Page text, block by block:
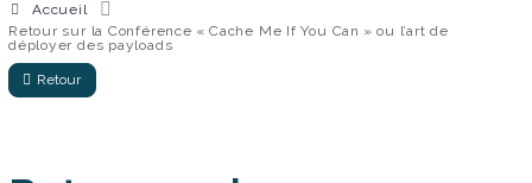
Accueil
Retour sur la Conférence « Cache Me If You Can » ou l’art de
déployer des payloads
Retour